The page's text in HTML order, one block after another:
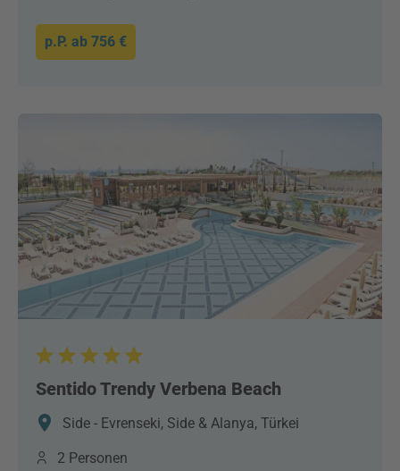
p.P. ab 756 €
Sentido Trendy Verbena Beach
Side - Evrenseki, Side & Alanya, Türkei
2 Personen